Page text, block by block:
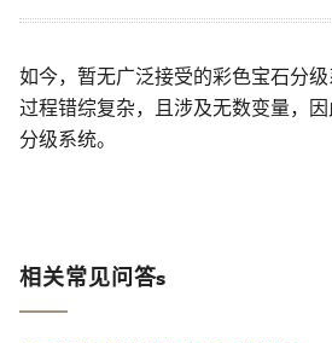
如今，暂无广泛接受的彩色宝石分
过程错综复杂，且涉及无数变量，
分级系统。
相关常见问答s